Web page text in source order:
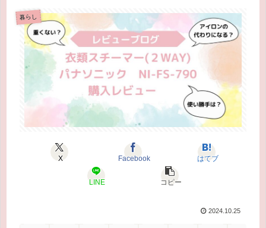
暮らし
X Facebook はてブ
LINE コピー
2024.10.25